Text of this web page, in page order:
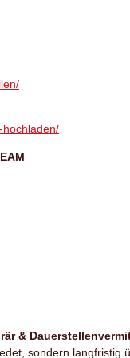
hochladen/
&
sondern langfristig